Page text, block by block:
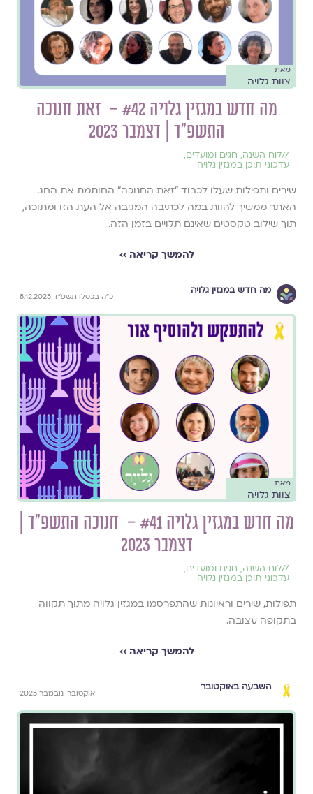
מאת
צוות גלויה
מה חדש במגזין גלויה #42 – זאת חנוכה
התשפ״ד | דצמבר 2023
//לוח השנה, חגים ומועדים,
עדכוני תוכן במגזין גלויה
שירים ותפילות שעלו לכבוד ״זאת החנוכה״ החותמת את החג.
האתר ממשיך להוות במה לכתיבה המגיבה אל העת הזו ומתוכה,
תוך שילוב טקסטים שאינם תלויים בזמן הזה.
להמשך קריאה ››
מה חדש במגזין גלויה
כ״ה בכסלו תשפ״ד 8.12.2023
מאת
צוות גלויה
מה חדש במגזין גלויה #41 – חנוכה התשפ״ד |
דצמבר 2023
//לוח השנה, חגים ומועדים,
עדכוני תוכן במגזין גלויה
תפילות, שירים וראיונות שהתפרסמו במגזין גלויה מתוך תקווה
בתקופה עצובה.
להמשך קריאה ››
השבעה באוקטובר
אוקטובר-נובמבר 2023